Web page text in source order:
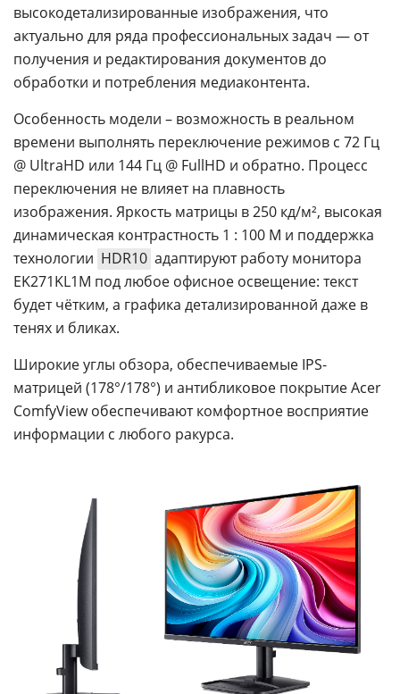
высокодетализированные изображения, что
актуально для ряда профессиональных задач — от
получения и редактирования документов до
обработки и потребления медиаконтента.
Особенность модели – возможность в реальном
времени выполнять переключение режимов с 72 Гц
@ UltraHD или 144 Гц @ FullHD и обратно. Процесс
переключения не влияет на плавность
изображения. Яркость матрицы в 250 кд/м², высокая
динамическая контрастность 1 : 100 М и поддержка
технологии HDR10 адаптируют работу монитора
EK271KL1M под любое офисное освещение: текст
будет чётким, а графика детализированной даже в
тенях и бликах.
Широкие углы обзора, обеспечиваемые IPS-
матрицей (178°/178°) и антибликовое покрытие Acer
ComfyView обеспечивают комфортное восприятие
информации с любого ракурса.